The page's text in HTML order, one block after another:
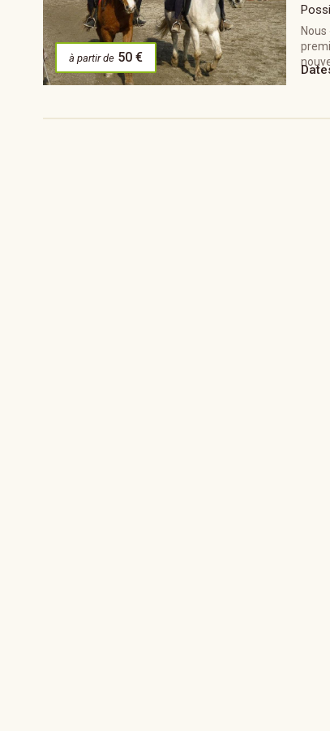
à partir de 50 €